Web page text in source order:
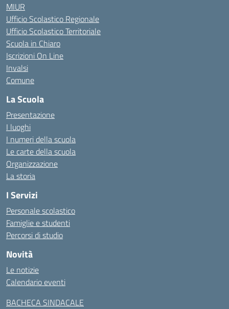
MIUR
Ufficio Scolastico Regionale
Ufficio Scolastico Territoriale
Scuola in Chiaro
Iscrizioni On Line
Invalsi
Comune
La Scuola
Presentazione
I luoghi
I numeri della scuola
Le carte della scuola
Organizzazione
La storia
I Servizi
Personale scolastico
Famiglie e studenti
Percorsi di studio
Novità
Le notizie
Calendario eventi
BACHECA SINDACALE